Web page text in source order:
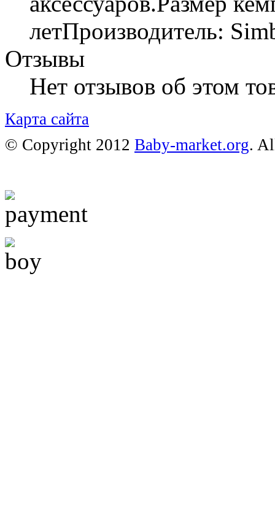
летПроизводитель:
Отзывы
Нет отзывов об этом
Карта сайта
© Copyright 2012 Baby-market.org.